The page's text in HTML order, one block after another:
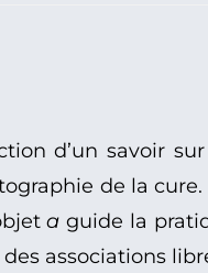
d’un savoir
de la cure.
a guide la
associations